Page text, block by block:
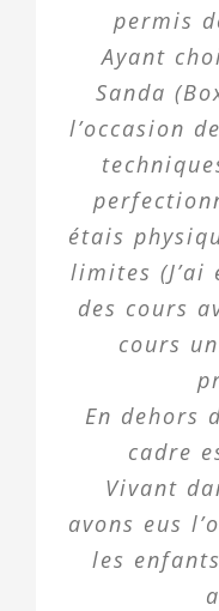
permis
Ayant
Sanda
l’occasion
étais
limites (J’ai
des cours
cours
En dehors
cadre
Vivant
avons eus
les